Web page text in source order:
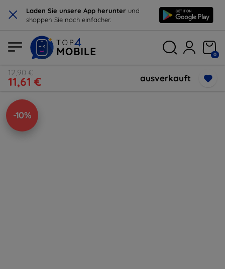
× Laden Sie unsere App herunter und
shoppen Sie noch einfacher.
0
12,90 €
11,61 € ausverkauft
-10%